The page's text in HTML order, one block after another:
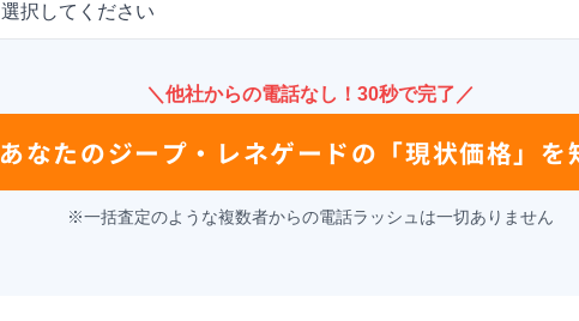
選択してください
＼他社からの電話なし！30秒で完了／
あなたのジープ・レネゲードの 「現状価格」を
※一括査定のような複数者からの電話ラッシュは一切ありません